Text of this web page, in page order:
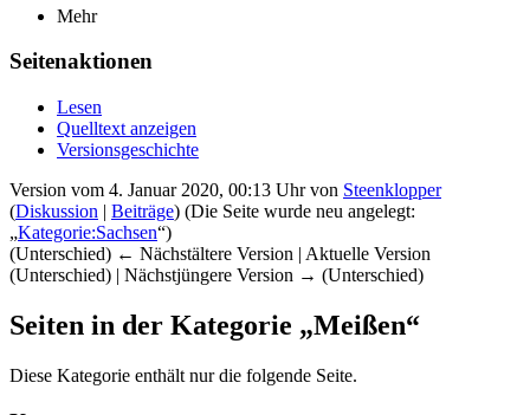
Mehr
Seitenaktionen
Lesen
Quelltext anzeigen
Versionsgeschichte
Version vom 4. Januar 2020, 00:13 Uhr von Steenklopper
(Diskussion | Beiträge) (Die Seite wurde neu angelegt:
„Kategorie:Sachsen“)
(Unterschied) ← Nächstältere Version | Aktuelle Version
(Unterschied) | Nächstjüngere Version → (Unterschied)
Seiten in der Kategorie „Meißen“
Diese Kategorie enthält nur die folgende Seite.